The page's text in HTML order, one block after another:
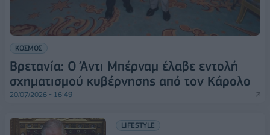
ΚΟΣΜΟΣ
Βρετανία: Ο Άντι Μπέρναμ έλαβε εντολή
σχηματισμού κυβέρνησης από τον Κάρολο
20/07/2026 - 16:49
LIFESTYLE